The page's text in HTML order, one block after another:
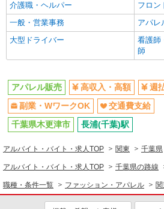
週2～3日勤務OK
副業・
交通費支給
介護職・ヘルパー
フロン
一般・営業事務
アパレ
大型ドライバー
看護師
師
アパレル販売 高収入・高額 週
副業・WワークOK
交通費支給
千葉県木更津市
長浦(千葉)駅
アルバイト・バイト・求人TOP 関東 千葉県
アルバイト・バイト・求人TOP 千葉県の路線
職種・条件一覧 ファッション・アパレル